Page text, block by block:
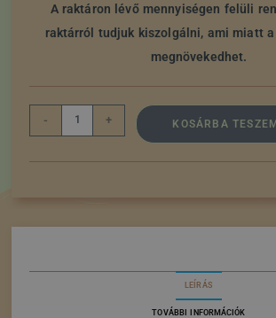
A raktáron lévő mennyiségen felüli
raktárról tudjuk kiszolgálni, ami miatt
megnövekedhet.
- + KOSÁRBA
LEÍRÁS
TOVÁBBI INFORMÁCIÓK